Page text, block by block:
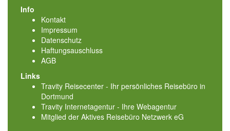
Info
Kontakt
Impressum
Datenschutz
Haftungsauschluss
AGB
Links
Travity Reisecenter - Ihr persönliches Reisebüro in
Dortmund
Travity Internetagentur - Ihre Webagentur
Mitglied der Aktives Reisebüro Netzwerk eG